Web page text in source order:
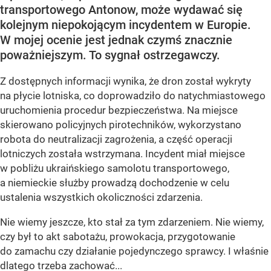
transportowego Antonow, może wydawać się
kolejnym niepokojącym incydentem w Europie.
W mojej ocenie jest jednak czymś znacznie
poważniejszym. To sygnał ostrzegawczy.
Z dostępnych informacji wynika, że dron został wykryty
na płycie lotniska, co doprowadziło do natychmiastowego
uruchomienia procedur bezpieczeństwa. Na miejsce
skierowano policyjnych pirotechników, wykorzystano
robota do neutralizacji zagrożenia, a część operacji
lotniczych została wstrzymana. Incydent miał miejsce
w pobliżu ukraińskiego samolotu transportowego,
a niemieckie służby prowadzą dochodzenie w celu
ustalenia wszystkich okoliczności zdarzenia.
Nie wiemy jeszcze, kto stał za tym zdarzeniem. Nie wiemy,
czy był to akt sabotażu, prowokacja, przygotowanie
do zamachu czy działanie pojedynczego sprawcy. I właśnie
dlatego trzeba zachować...